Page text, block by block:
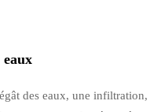
eaux
des eaux, une infiltration,